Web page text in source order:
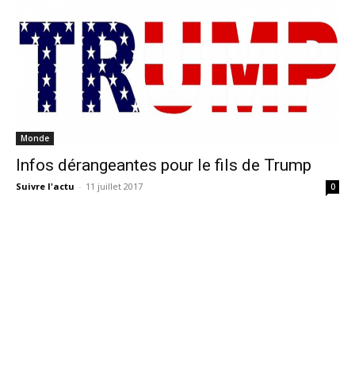
Monde
Infos dérangeantes pour le fils de Trump
Suivre l'actu - 11 juillet 2017 0